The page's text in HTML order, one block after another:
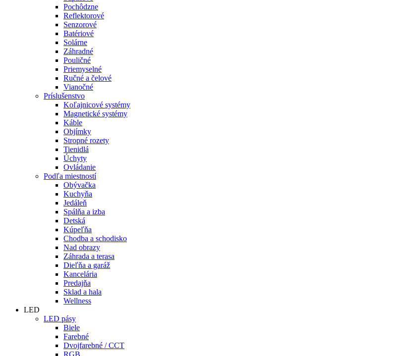
Pochôdzne
Reflektorové
Senzorové
Batériové
Solárne
Záhradné
Pouličné
Priemyselné
Ručné a čelové
Vianočné
Príslušenstvo
Koľajnicové systémy
Magnetické systémy
Káble
Objímky
Stropné rozety
Tienidlá
Úchyty
Ovládanie
Podľa miestností
Obývačka
Kuchyňa
Jedáleň
Spálňa a izba
Detská
Kúpeľňa
Chodba a schodisko
Nad obrazy
Záhrada a terasa
Dieľňa a garáž
Kancelária
Predajňa
Sklad a hala
Wellness
LED
LED pásy
Biele
Farebné
Dvojfarebné / CCT
RGB